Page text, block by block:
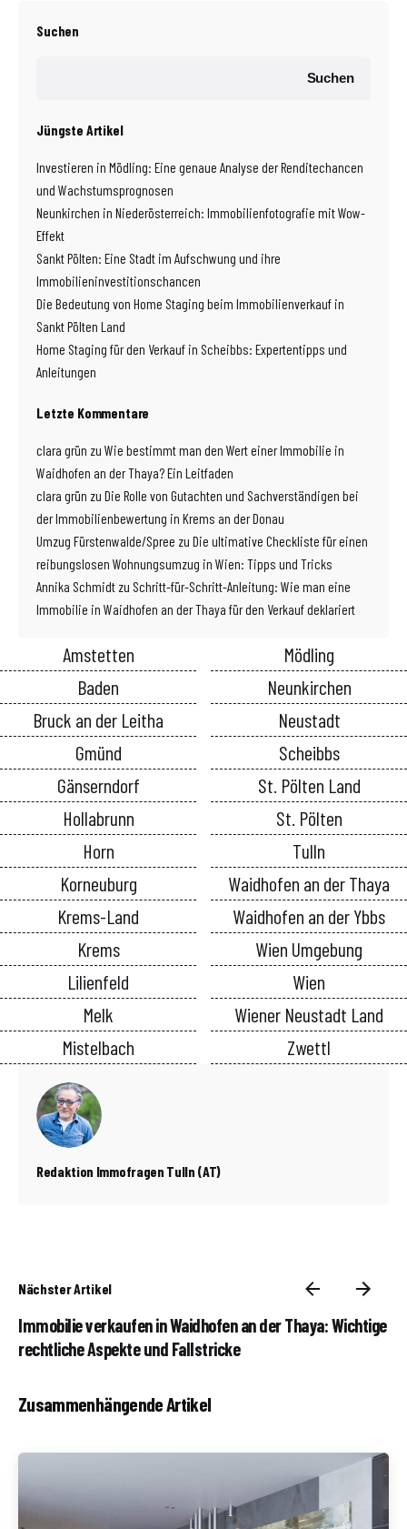
Suchen
Suchen
Jüngste Artikel
Investieren in Mödling: Eine genaue Analyse der Renditechancen
und Wachstumsprognosen
Neunkirchen in Niederösterreich: Immobilienfotografie mit Wow-
Effekt
Sankt Pölten: Eine Stadt im Aufschwung und ihre
Immobilieninvestitionschancen
Die Bedeutung von Home Staging beim Immobilienverkauf in
Sankt Pölten Land
Home Staging für den Verkauf in Scheibbs: Expertentipps und
Anleitungen
Letzte Kommentare
clara grün zu Wie bestimmt man den Wert einer Immobilie in
Waidhofen an der Thaya? Ein Leitfaden
clara grün zu Die Rolle von Gutachten und Sachverständigen bei
der Immobilienbewertung in Krems an der Donau
Umzug Fürstenwalde/Spree zu Die ultimative Checkliste für einen
reibungslosen Wohnungsumzug in Wien: Tipps und Tricks
Annika Schmidt zu Schritt-für-Schritt-Anleitung: Wie man eine
Immobilie in Waidhofen an der Thaya für den Verkauf deklariert
Amstetten
Baden
Bruck an der Leitha
Gmünd
Gänserndorf
Hollabrunn
Horn
Korneuburg
Krems-Land
Krems
Lilienfeld
Melk
Mistelbach
Mödling
Neunkirchen
Neustadt
Scheibbs
St. Pölten Land
St. Pölten
Tulln
Waidhofen an der Thaya
Waidhofen an der Ybbs
Wien Umgebung
Wien
Wiener Neustadt Land
Zwettl
Redaktion Immofragen Tulln (AT)
Nächster Artikel
Immobilie verkaufen in Waidhofen an der Thaya: Wichtige
rechtliche Aspekte und Fallstricke
Zusammenhängende Artikel